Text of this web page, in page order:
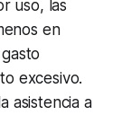
uso, las
en
excesivo.
asistencia a